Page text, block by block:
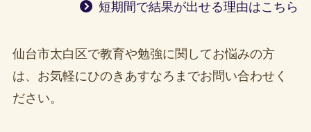
短期間で結果が出せる理由はこちら
仙台市太白区で教育や勉強に関してお悩みの方
は、お気軽にひのきあすなろまでお問い合わせく
ださい。